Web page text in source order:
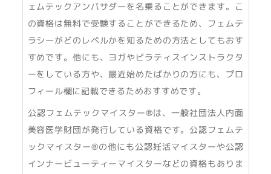
ェムテックアンバサダーを名乗ることができます。こ
の資格は無料で受験することができるため、フェムテ
ラシーがどのレベルかを知るための方法としてもおす
すめです。他にも、ヨガやピラティスインストラクタ
ーをしている方や、最近始めたばかりの方にも、プロ
フィール欄に記載できるためおすすめです。
公認フェムテックマイスター®は、一般社団法人内面
美容医学財団が発行している資格です。公認フェムテ
ックマイスター®の他にも公認妊活マイスターや公認
インナービューティーマイスターなどの資格もありま